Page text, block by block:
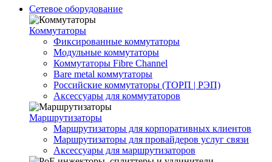
Сетевое оборудование
Коммутаторы
Фиксированные коммутаторы
Модульные коммутаторы
Коммутаторы Fibre Channel
Bare metal коммутаторы
Российские коммутаторы (ТОРП | РЭП)
Аксессуары для коммутаторов
Маршрутизаторы
Маршрутизаторы для корпоративных клиентов
Маршрутизаторы для провайдеров услуг связи
Аксессуары для маршрутизаторов